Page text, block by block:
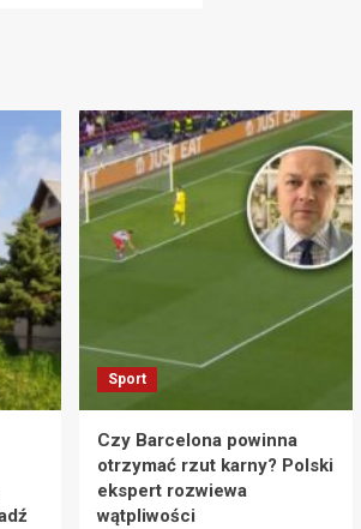
Sport
Czy Barcelona powinna
otrzymać rzut karny? Polski
ekspert rozwiewa
wątpliwości